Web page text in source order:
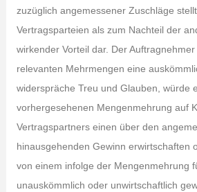
zuzüglich angemessener Zuschläge
Vertragsparteien als zum Nachteil der
wirkender Vorteil dar. Der
relevanten Mehrmengen eine
widerspräche Treu und Glauben, würde
vorhergesehenen Mengenmehrung auf
Vertragspartners einen über den
hinausgehenden Gewinn erwirtschaften
von einem infolge der Mengenmehrung
unauskömmlich oder unwirtschaftlich